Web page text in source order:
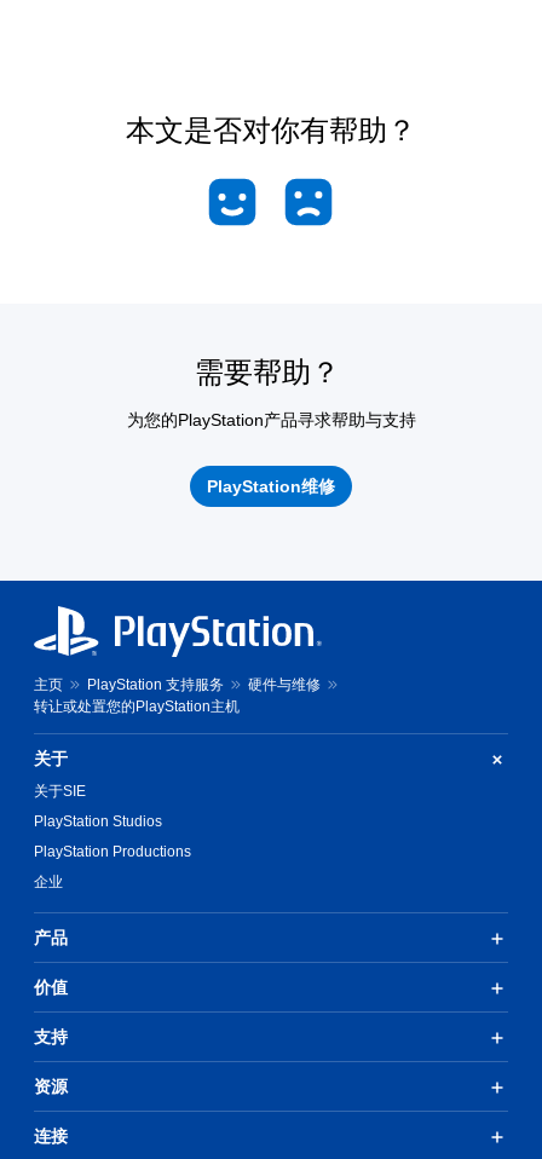
本文是否对你有帮助？
需要帮助？
为您的PlayStation产品寻求帮助与支持
PlayStation维修
主页 PlayStation 支持服务
硬件与维修
转让或处置您的PlayStation主机
关于
关于SIE
PlayStation Studios
PlayStation Productions
企业
产品
价值
支持
资源
连接